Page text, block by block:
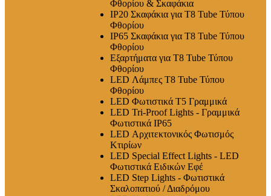
Φθορίου & Σκαφάκια
IP20 Σκαφάκια για Τ8 Tube Τύπου
Φθορίου
IP65 Σκαφάκια για Τ8 Tube Τύπου
Φθορίου
Εξαρτήματα για T8 Tube Τύπου
Φθορίου
LED Λάμπες Τ8 Tube Τύπου
Φθορίου
LED Φωτιστικά T5 Γραμμικά
LED Tri-Proof Lights - Γραμμικά
Φωτιστικά IP65
LED Αρχιτεκτονικός Φωτισμός
Κτιρίων
LED Special Effect Lights - LED
Φωτιστικά Ειδικών Εφέ
LED Step Lights - Φωτιστικά
Σκαλοπατιού / Διαδρόμου